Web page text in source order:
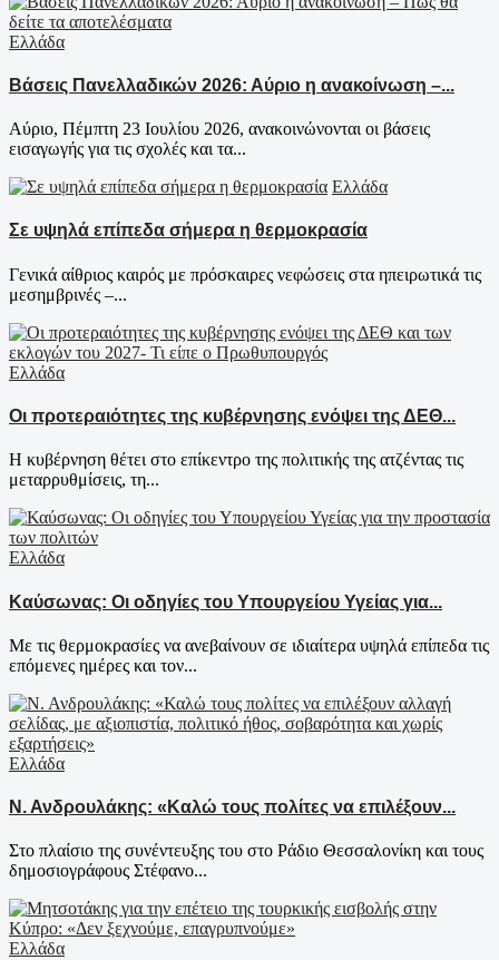
Ελλάδα
Βάσεις Πανελλαδικών 2026: Αύριο η ανακοίνωση –...
Αύριο, Πέμπτη 23 Ιουλίου 2026, ανακοινώνονται οι βάσεις
εισαγωγής για τις σχολές και τα...
Ελλάδα
Σε υψηλά επίπεδα σήμερα η θερμοκρασία
Γενικά αίθριος καιρός με πρόσκαιρες νεφώσεις στα ηπειρωτικά τις
μεσημβρινές –...
Ελλάδα
Οι προτεραιότητες της κυβέρνησης ενόψει της ΔΕΘ...
Η κυβέρνηση θέτει στο επίκεντρο της πολιτικής της ατζέντας τις
μεταρρυθμίσεις, τη...
Ελλάδα
Καύσωνας: Οι οδηγίες του Υπουργείου Υγείας για...
Με τις θερμοκρασίες να ανεβαίνουν σε ιδιαίτερα υψηλά επίπεδα τις
επόμενες ημέρες και τον...
Ελλάδα
Ν. Ανδρουλάκης: «Καλώ τους πολίτες να επιλέξουν...
Στο πλαίσιο της συνέντευξης του στο Ράδιο Θεσσαλονίκη και τους
δημοσιογράφους Στέφανο...
Ελλάδα